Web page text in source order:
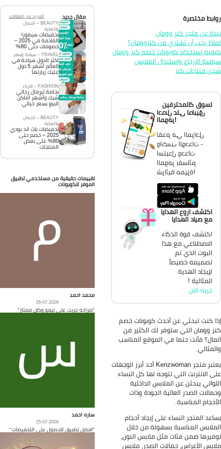
مختصرة
عن متجر كنز وومان
يجب أن تشتري من كنزوومان؟
استخدام كوبونات خصم كنز وومان
الإرجاع واستبدال الملابس
منتجات كنز
تسوق كالمحترفين
احصل على تطبيق
الموفر!
تقدم في المراحل
واكسب الوحدات -
استبدل وحدات
الموفر بقسائم
شرائية مميزة!
اكتشف اروع الهدايا
مع صياد الهدايا
اكتشف قوة الذكاء
الاصطناعي مع هذا
البوت الذي تم
تصميمه خصيصاً
لإيجاد الهدية
المثالية !
جربه الان
كنت تبحثي عن أحدث كوبونات خصم
وومان التي ستوفر لك الكثير من
فأنت حتما في الموقع المناسب
يعتبر متجر Kenzwoman أحد أبرز الوجهات
الانترنت التي تتوجه لها كل النساء
يبحثن عن الملابس الداخلية
الصدر العالية الجودة وذات
المناسبة.
المتجر النساء على إيجاد أحجام
المناسبة بسهولة من خلال
ضمن فئات مثل ملابس النون،
الأعراس، حمالات الصدر، ملابس
مقال جديد
المزيد من المقالات
BEAUTY – الجمال
والعناية
تخفيضات سيفورا
القادمة في 2025 –
خصومات حتى 80%
TRAVEL – سياحة وسفر
اكثر الدول سياحة في
العالم أشهر 5 دول
عليك زيارتها
FASHION – الازياء
بجامة ثيرمال رجالي
شيك وأشهر أماكن
البيع بسعر خيالي
BEAUTY – الجمال
والعناية
تخفيضات باث اند بودي
2025 – خصم حتى
80% على بعض
المنتجات
تقييمات حقيقية من مستخدمي تطبيق
الموفر للكوبونات
محمد احمد
26-07-2026
"صراحه جربت على تيمو وكان ممتاز"
ساره احمد
25-07-2026
"افضل تطبيق للحصول على التخفيضات"